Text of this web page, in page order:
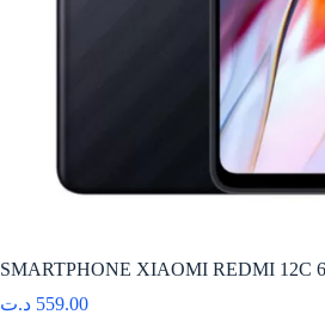
SMARTPHONE XIAOMI REDMI 12C
559.00 د.ت